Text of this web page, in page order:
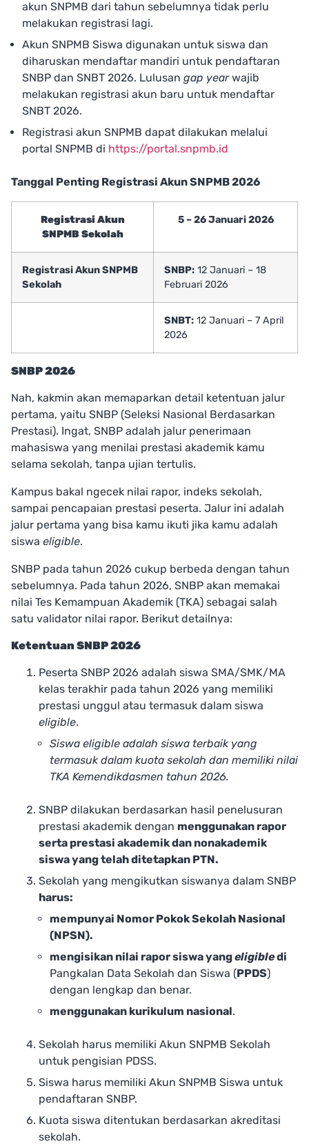
akun SNPMB dari tahun sebelumnya tidak perlu
melakukan registrasi lagi.
Akun SNPMB Siswa digunakan untuk siswa dan
diharuskan mendaftar mandiri untuk pendaftaran
SNBP dan SNBT 2026. Lulusan gap yearwajib
melakukan registrasi akun baru untuk mendaftar
SNBT 2026.
Registrasi akun SNPMB dapat dilakukan melalui
portal SNPMB di https://portal.snpmb.id
Tanggal Penting Registrasi Akun SNPMB 2026
Registrasi Akun
SNPMB Sekolah
5 – 26 Januari 2026
Registrasi Akun SNPMB
Sekolah
SNBP: 12 Januari – 18
Februari 2026
SNBT: 12 Januari – 7 April
2026
SNBP 2026
Nah, kakmin akan memaparkan detail ketentuan jalur
pertama, yaitu SNBP (Seleksi Nasional Berdasarkan
Prestasi). Ingat, SNBP adalah jalur penerimaan
mahasiswa yang menilai prestasi akademik kamu
selama sekolah, tanpa ujian tertulis.
Kampus bakal ngecek nilai rapor, indeks sekolah,
sampai pencapaian prestasi peserta. Jalur ini adalah
jalur pertama yang bisa kamu ikuti jika kamu adalah
siswa eligible.
SNBP pada tahun 2026 cukup berbeda dengan tahun
sebelumnya. Pada tahun 2026, SNBP akan memakai
nilai Tes Kemampuan Akademik (TKA) sebagai salah
satu validator nilai rapor. Berikut detailnya:
Ketentuan SNBP 2026
Peserta SNBP 2026 adalah siswa SMA/SMK/MA
kelas terakhir pada tahun 2026 yang memiliki
prestasi unggul atau termasuk dalam siswa
eligible.
Siswa eligible adalah siswa terbaik yang
termasuk dalam kuota sekolah dan memiliki nilai
TKA Kemendikdasmen tahun 2026.
SNBP dilakukan berdasarkan hasil penelusuran
prestasi akademik dengan menggunakan rapor
serta prestasi akademik dan nonakademik
siswa yang telah ditetapkan PTN.
Sekolah yang mengikutkan siswanya dalam SNBP
harus:
mempunyai Nomor Pokok Sekolah Nasional
(NPSN).
mengisikan nilai rapor siswa yangeligibledi
Pangkalan Data Sekolah dan Siswa (PPDS)
dengan lengkap dan benar.
menggunakan kurikulum nasional.
Sekolah harus memiliki Akun SNPMB Sekolah
untuk pengisian PDSS.
Siswa harus memiliki Akun SNPMB Siswa untuk
pendaftaran SNBP.
Kuota siswa ditentukan berdasarkan akreditasi
sekolah.